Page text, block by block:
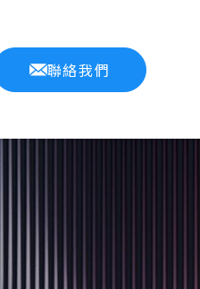
聯絡我們